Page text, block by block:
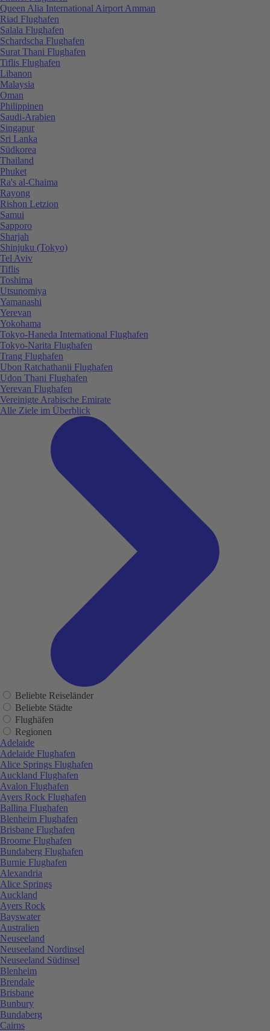
Queen Alia International Airport Amman
Riad Flughafen
Salala Flughafen
Schardscha Flughafen
Surat Thani Flughafen
Tiflis Flughafen
Libanon
Malaysia
Oman
Philippinen
Saudi-Arabien
Singapur
Sri Lanka
Südkorea
Thailand
Phuket
Ra's al-Chaima
Rayong
Rishon Letzion
Samui
Sapporo
Sharjah
Shinjuku (Tokyo)
Tel Aviv
Tiflis
Toshima
Utsunomiya
Yamanashi
Yerevan
Yokohama
Tokyo-Haneda International Flughafen
Tokyo-Narita Flughafen
Trang Flughafen
Ubon Ratchathanii Flughafen
Udon Thani Flughafen
Yerevan Flughafen
Vereinigte Arabische Emirate
Alle Ziele im Überblick
Beliebte Reiseländer
Beliebte Städte
Flughäfen
Regionen
Adelaide
Adelaide Flughafen
Alice Springs Flughafen
Auckland Flughafen
Avalon Flughafen
Ayers Rock Flughafen
Ballina Flughafen
Blenheim Flughafen
Brisbane Flughafen
Broome Flughafen
Bundaberg Flughafen
Burnie Flughafen
Alexandria
Alice Springs
Auckland
Ayers Rock
Bayswater
Australien
Neuseeland
Neuseeland Nordinsel
Neuseeland Südinsel
Blenheim
Brendale
Brisbane
Bunbury
Bundaberg
Cairns